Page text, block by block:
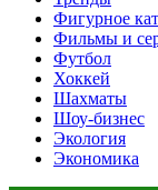
Фигурное
Фильмы и
Футбол
Хоккей
Шахматы
Шоу-бизнес
Экология
Экономика